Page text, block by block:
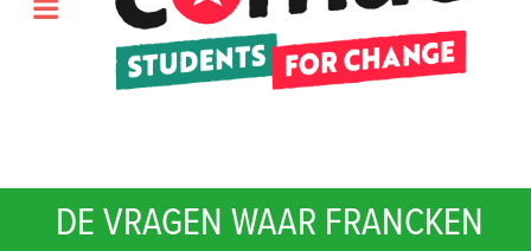
DE VRAGEN WAAR FRANCKEN